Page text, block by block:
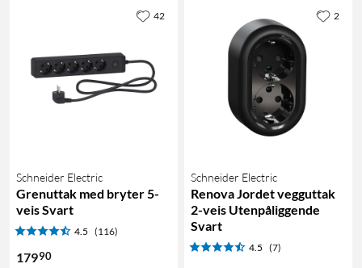
Schneider Electric
Grenuttak med bryter 5-
veis Svart
4.5 (116)
17990
42
Schneider Electric
Renova Jordet vegguttak
2-veis Utenpåliggende
Svart
4.5 (7)
2